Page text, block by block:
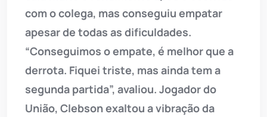
com o colega, mas conseguiu empatar
apesar de todas as dificuldades.
“Conseguimos o empate, é melhor que a
derrota. Fiquei triste, mas ainda tem a
segunda partida”, avaliou. Jogador do
União, Clebson exaltou a vibração da